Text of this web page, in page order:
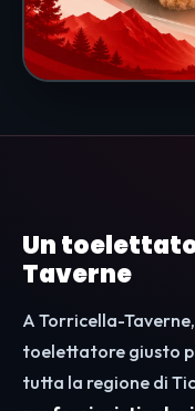
Un
Taverne
A Torricella-
toelettatore giusto
tutta la regione di